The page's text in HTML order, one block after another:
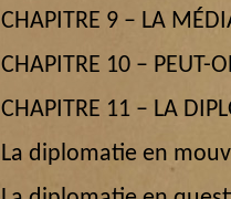
CHAPITRE 9 – LA
CHAPITRE 10 – PEUT-
CHAPITRE 11 – LA
La diplomatie en